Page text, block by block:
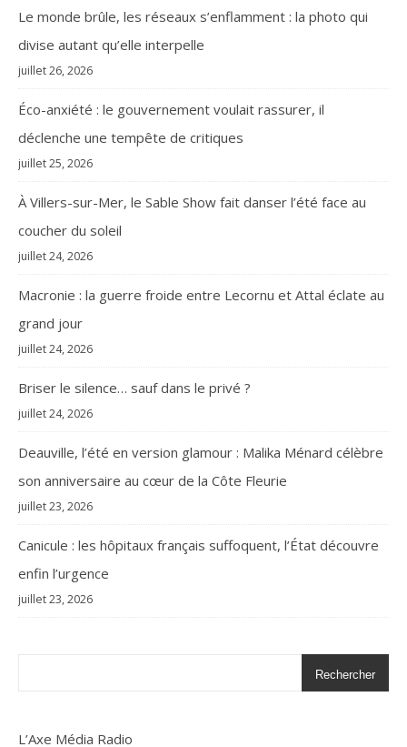
Le monde brûle, les réseaux s’enflamment : la photo qui
divise autant qu’elle interpelle
juillet 26, 2026
Éco-anxiété : le gouvernement voulait rassurer, il
déclenche une tempête de critiques
juillet 25, 2026
À Villers-sur-Mer, le Sable Show fait danser l’été face au
coucher du soleil
juillet 24, 2026
Macronie : la guerre froide entre Lecornu et Attal éclate au
grand jour
juillet 24, 2026
Briser le silence… sauf dans le privé ?
juillet 24, 2026
Deauville, l’été en version glamour : Malika Ménard célèbre
son anniversaire au cœur de la Côte Fleurie
juillet 23, 2026
Canicule : les hôpitaux français suffoquent, l’État découvre
enfin l’urgence
juillet 23, 2026
Rechercher
L’Axe Média Radio